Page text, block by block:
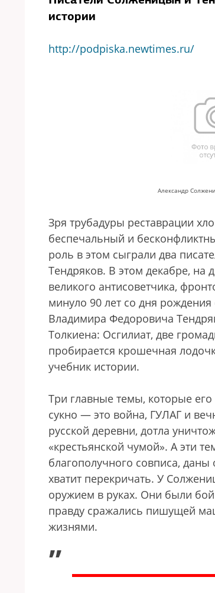
истории
http://podpiska.newtimes.ru/
Александр
Зря трубадуры реставрации
беспечальный и
роль в этом сыграли два
Тендряков. В этом декабре, на
великого антисоветчика,
минуло 90 лет со дня
Владимира Федоровича
Толкиена: Осгилиат, две
пробирается крошечная
учебник истории.
Три главные темы, которые его
сукно — это война, ГУЛАГ и
русской деревни, дотла
«крестьянской чумой». А эти
благополучного совписа,
хватит перекричать. У
оружием в руках. Они были
правду сражались пишущей
жизнями.
„